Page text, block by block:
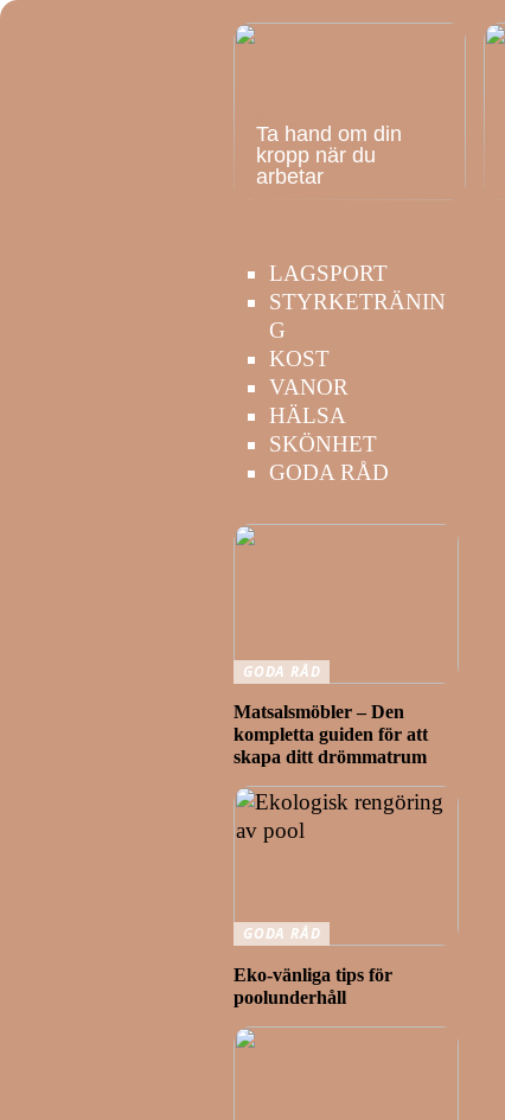
Ta hand om din
kropp när du
arbetar
LAGSPORT
STYRKETRÄNIN
G
KOST
VANOR
HÄLSA
SKÖNHET
GODA RÅD
GODA RÅD
Matsalsmöbler – Den
kompletta guiden för att
skapa ditt drömmatrum
GODA RÅD
Eko-vänliga tips för
poolunderhåll